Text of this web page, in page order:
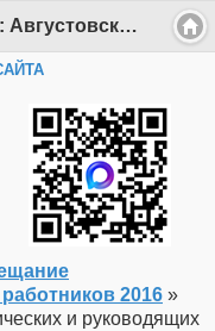
ГАЛЕРЕЯ - Вид категории: Августовское совещание педагогических и руководящих работников 2016 - Фото: Августовское совещание педагогических и руководящих работников 2016_25 - Департамент образования Администрации г. Саров
2016 »
и руководящих